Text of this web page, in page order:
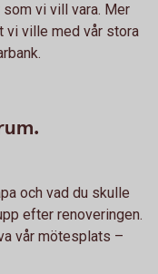
vi vill vara. Mer
vi ville med vår stora
och vad du skulle
efter renoveringen.
vår mötesplats –